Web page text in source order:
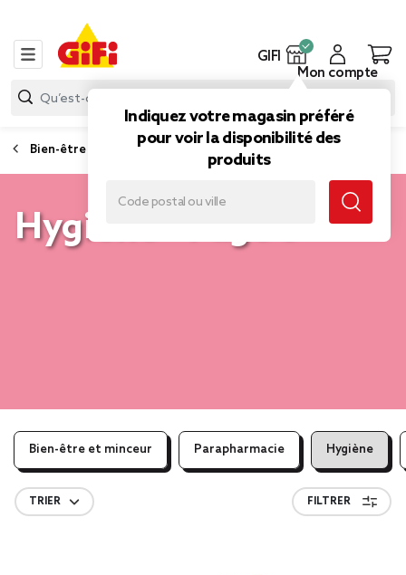
GIFI
Indiquez votre magasin préféré
pour voir la disponibilité des
produits
Mon compte
Bien-être
Hygiène - Page 5
Bien-être et minceur Parapharmacie Hygiène
TRIER FILTRER